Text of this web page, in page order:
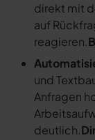
direkt mit
auf
reagieren.
und
Anfragen
deutlich.